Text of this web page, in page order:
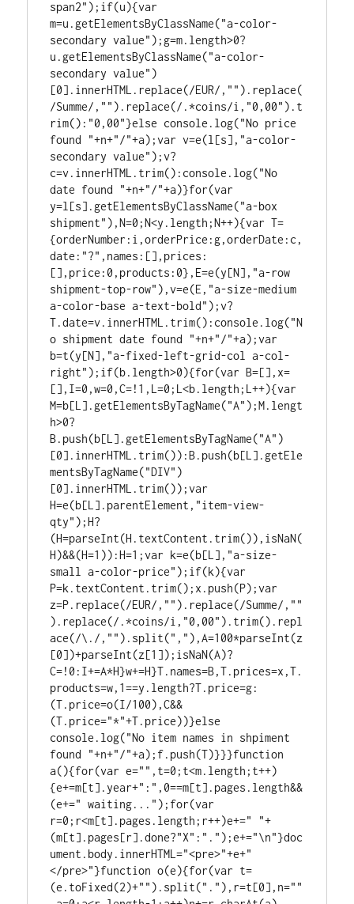
span2");if(u){var
m=u.getElementsByClassName("a-color-
secondary value");g=m.length>0?
u.getElementsByClassName("a-color-
secondary value")
[0].innerHTML.replace(/EUR/,"").replace(
/Summe/,"").replace(/.*coins/i,"0,00").t
rim():"0,00"}else console.log("No price
found "+n+"/"+a);var v=e(l[s],"a-color-
secondary value");v?
c=v.innerHTML.trim():console.log("No
date found "+n+"/"+a)}for(var
y=l[s].getElementsByClassName("a-box
shipment"),N=0;N<y.length;N++){var T=
{orderNumber:i,orderPrice:g,orderDate:c,
date:"?",names:[],prices:
[],price:0,products:0},E=e(y[N],"a-row
shipment-top-row"),v=e(E,"a-size-medium
a-color-base a-text-bold");v?
T.date=v.innerHTML.trim():console.log("N
o shipment date found "+n+"/"+a);var
b=t(y[N],"a-fixed-left-grid-col a-col-
right");if(b.length>0){for(var B=[],x=
[],I=0,w=0,C=!1,L=0;L<b.length;L++){var
M=b[L].getElementsByTagName("A");M.lengt
h>0?
B.push(b[L].getElementsByTagName("A")
[0].innerHTML.trim()):B.push(b[L].getEle
mentsByTagName("DIV")
[0].innerHTML.trim());var
H=e(b[L].parentElement,"item-view-
qty");H?
(H=parseInt(H.textContent.trim()),isNaN(
H)&&(H=1)):H=1;var k=e(b[L],"a-size-
small a-color-price");if(k){var
P=k.textContent.trim();x.push(P);var
z=P.replace(/EUR/,"").replace(/Summe/,""
).replace(/.*coins/i,"0,00").trim().repl
ace(/\./,"").split(","),A=100*parseInt(z
[0])+parseInt(z[1]);isNaN(A)?
C=!0:I+=A*H}w+=H}T.names=B,T.prices=x,T.
products=w,1==y.length?T.price=g:
(T.price=o(I/100),C&&
(T.price="*"+T.price))}else
console.log("No item names in shpiment
found "+n+"/"+a);f.push(T)}}}function
a(){for(var e="",t=0;t<m.length;t++)
{e+=m[t].year+":",0==m[t].pages.length&&
(e+=" waiting...");for(var
r=0;r<m[t].pages.length;r++)e+=" "+
(m[t].pages[r].done?"X":".");e+="\n"}doc
ument.body.innerHTML="<pre>"+e+"
</pre>"}function o(e){for(var t=
(e.toFixed(2)+"").split("."),r=t[0],n=""